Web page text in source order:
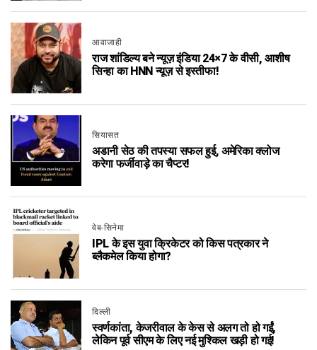
आवाजाही
राज शांडिल्य बने न्यूज़ इंडिया 24×7 के वीसी, आशीष
सिन्हा का HNN न्यूज़ से इस्तीफा!
सियासत
अडानी सेठ की तपस्या सफल हुई, अमेरिका क्लोज
करेगा फर्जीवाड़े का चैप्टर!
वेब-सिनेमा
IPL के इस युवा क्रिकेटर को किस पत्रकार ने
ब्लैकमेल किया होगा?
दिल्ली
स्वर्णकांता, केजरीवाल के केस से अलग तो हो गईं,
लेकिन पूर्व सीएम के लिए नई मुश्किल खड़ी हो गई!